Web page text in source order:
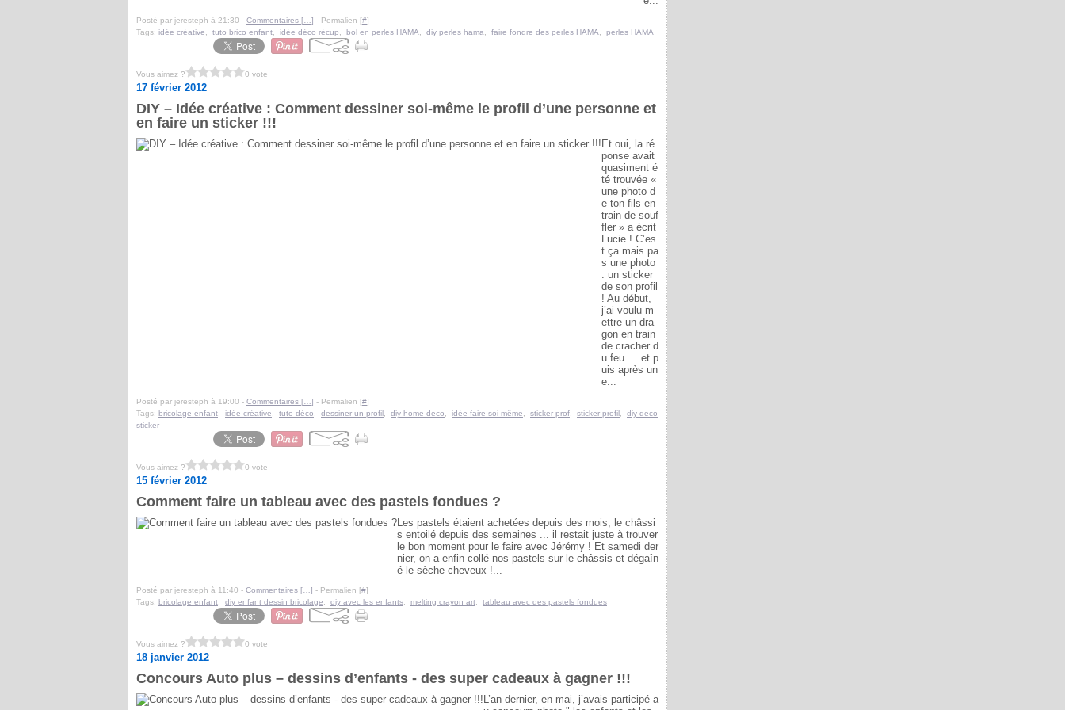
Posté par jeresteph à 21:30 - Commentaires [ ] - Permalien [#]
Tags: idée créative tuto brico enfant idée déco récup bol en perles HAMA diy perles hama faire fondre des perles HAMA perles HAMA
Vous aimez ? 0 vote
17 février 2012
DIY – Idée créative : Comment dessiner soi-même le profil d’une personne et
en faire un sticker !!!
Et oui, la ré
ponse avait
quasiment é
té trouvée «
une photo d
e ton fils en
train de souf
fler » a écrit
Lucie ! C’es
t ça mais pa
s une photo
: un sticker
de son profil
! Au début,
j’ai voulu m
ettre un dra
gon en train
de cracher d
u feu … et p
uis après un
e...
Posté par jeresteph à 19:00 - Commentaires [ ] - Permalien [#]
Tags: bricolage enfant idée créative tuto déco dessiner un profil diy home deco idée faire soi-même sticker prof sticker profil
diy deco
sticker
Vous aimez ? 0 vote
15 février 2012
Comment faire un tableau avec des pastels fondues ?
Les pastels étaient achetées depuis des mois, le châssi
s entoilé depuis des semaines ... il restait juste à trouver
le bon moment pour le faire avec Jérémy ! Et samedi der
nier, on a enfin collé nos pastels sur le châssis et dégaîn
é le sèche-cheveux !...
Posté par jeresteph à 11:40 - Commentaires [ ] - Permalien [#]
Tags: bricolage enfant diy enfant dessin bricolage diy avec les enfants melting crayon art tableau avec des pastels fondues
Vous aimez ? 0 vote
18 janvier 2012
Concours Auto plus – dessins d’enfants - des super cadeaux à gagner !!!
L’an dernier, en mai, j’avais participé a